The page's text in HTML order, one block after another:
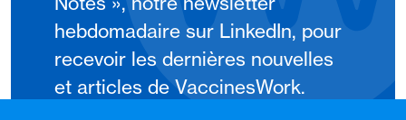
hebdomadaire sur LinkedIn, pour
recevoir les dernières nouvelles
et articles de VaccinesWork.